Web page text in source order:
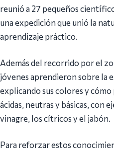
reunió a 27 pequeños
una expedición que unió la
aprendizaje práctico.
Además del recorrido por el
jóvenes aprendieron sobre la
explicando sus colores y
ácidas, neutras y básicas, con
vinagre, los cítricos y el jabón.
Para reforzar estos